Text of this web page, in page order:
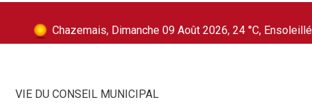
Chazemais, Dimanche 09 Août 2026, 24 °C, Ensoleillé
VIE DU CONSEIL MUNICIPAL